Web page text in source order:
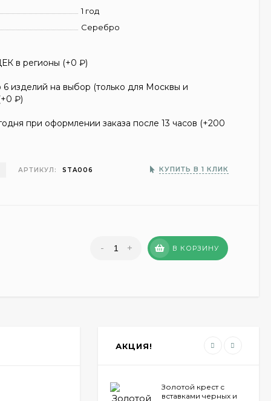
1 год
Серебро
в регионы (+0₽)
изделий на выбор (только для Москвы и
0₽)
при оформлении заказа после 13 часов (+200
АРТИКУЛ: STA006 КУПИТЬ В 1 КЛИК
- + В КОРЗИНУ
АКЦИЯ!
Золотой крест с
вставками черных и